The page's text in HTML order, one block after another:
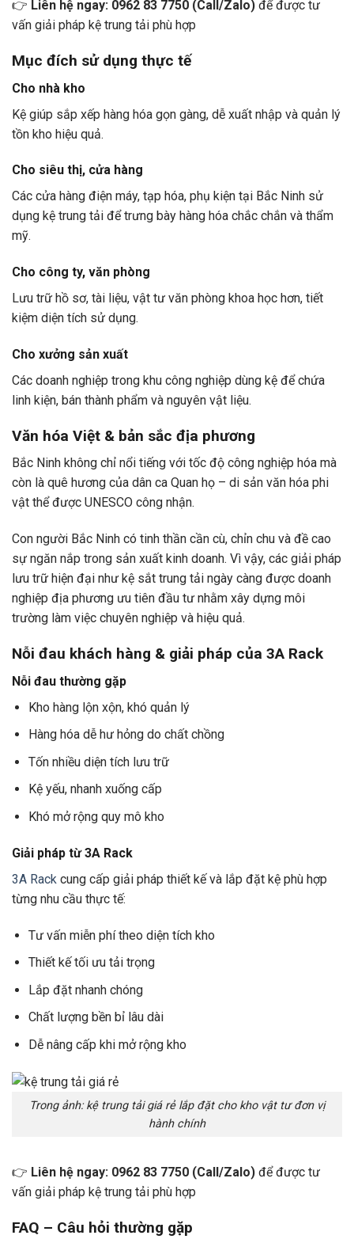
👉 Liên hệ ngay: 0962 83 7750 (Call/Zalo) để được tư
vấn giải pháp kệ trung tải phù hợp
Mục đích sử dụng thực tế
Cho nhà kho
Kệ giúp sắp xếp hàng hóa gọn gàng, dễ xuất nhập và quản lý
tồn kho hiệu quả.
Cho siêu thị, cửa hàng
Các cửa hàng điện máy, tạp hóa, phụ kiện tại Bắc Ninh sử
dụng kệ trung tải để trưng bày hàng hóa chắc chắn và thẩm
mỹ.
Cho công ty, văn phòng
Lưu trữ hồ sơ, tài liệu, vật tư văn phòng khoa học hơn, tiết
kiệm diện tích sử dụng.
Cho xưởng sản xuất
Các doanh nghiệp trong khu công nghiệp dùng kệ để chứa
linh kiện, bán thành phẩm và nguyên vật liệu.
Văn hóa Việt & bản sắc địa phương
Bắc Ninh không chỉ nổi tiếng với tốc độ công nghiệp hóa mà
còn là quê hương của dân ca Quan họ – di sản văn hóa phi
vật thể được UNESCO công nhận.
Con người Bắc Ninh có tinh thần cần cù, chỉn chu và đề cao
sự ngăn nắp trong sản xuất kinh doanh. Vì vậy, các giải pháp
lưu trữ hiện đại như kệ sắt trung tải ngày càng được doanh
nghiệp địa phương ưu tiên đầu tư nhằm xây dựng môi
trường làm việc chuyên nghiệp và hiệu quả.
Nỗi đau khách hàng & giải pháp của 3A Rack
Nỗi đau thường gặp
Kho hàng lộn xộn, khó quản lý
Hàng hóa dễ hư hỏng do chất chồng
Tốn nhiều diện tích lưu trữ
Kệ yếu, nhanh xuống cấp
Khó mở rộng quy mô kho
Giải pháp từ 3A Rack
3A Rack cung cấp giải pháp thiết kế và lắp đặt kệ phù hợp
từng nhu cầu thực tế:
Tư vấn miễn phí theo diện tích kho
Thiết kế tối ưu tải trọng
Lắp đặt nhanh chóng
Chất lượng bền bỉ lâu dài
Dễ nâng cấp khi mở rộng kho
Trong ảnh: kệ trung tải giá rẻ lắp đặt cho kho vật tư đơn vị
hành chính
👉 Liên hệ ngay: 0962 83 7750 (Call/Zalo) để được tư
vấn giải pháp kệ trung tải phù hợp
FAQ – Câu hỏi thường gặp